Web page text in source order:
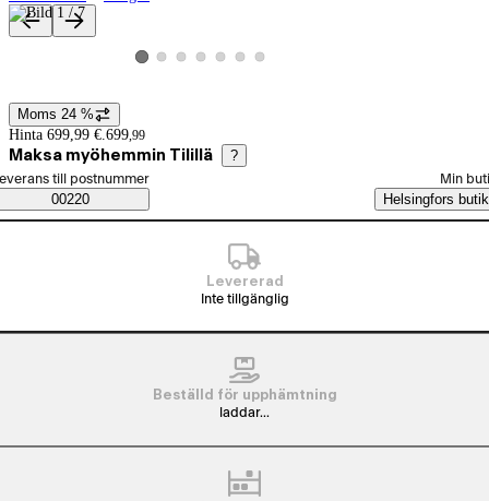
Produktbilder och videor
Visa produktbild 1
Visa produktbild 2
Visa produktbild 3
Visa produktbild 4
Visa produktbild 5
Visa produktbild 6
Visa produktbild 7
Prisinformation
Moms 24 %
Hinta 699,99 €. 699,99
Maksa myöhemmin Tilillä ?
Saatavuustiedot
beställningssätt
till postnummer
00220
Min
Helsingfors butik
Levererad
Inte tillgänglig
Beställd för upphämtning
laddar...